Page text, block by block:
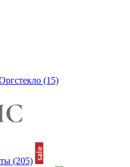
(15)
(205)